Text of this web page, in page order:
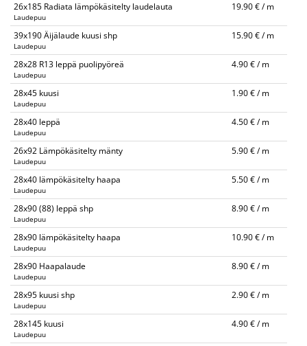
26x185 Radiata lämpökäsitelty laudelauta
Laudepuu
19.90 € / m
39x190 Äijälaude kuusi shp
Laudepuu
15.90 € / m
28x28 R13 leppä puolipyöreä
Laudepuu
4.90 € / m
28x45 kuusi
Laudepuu
1.90 € / m
28x40 leppä
Laudepuu
4.50 € / m
26x92 Lämpökäsitelty mänty
Laudepuu
5.90 € / m
28x40 lämpökäsitelty haapa
Laudepuu
5.50 € / m
28x90 (88) leppä shp
Laudepuu
8.90 € / m
28x90 lämpökäsitelty haapa
Laudepuu
10.90 € / m
28x90 Haapalaude
Laudepuu
8.90 € / m
28x95 kuusi shp
Laudepuu
2.90 € / m
28x145 kuusi
Laudepuu
4.90 € / m